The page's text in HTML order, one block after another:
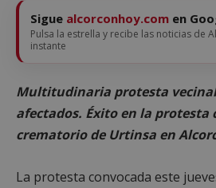
Sigue alcorconhoy.com en
Pulsa la estrella y recibe las noticias de
instante
Multitudinaria protesta
afectados. Éxito en la
crematorio de Urtinsa en
La protesta convocada este